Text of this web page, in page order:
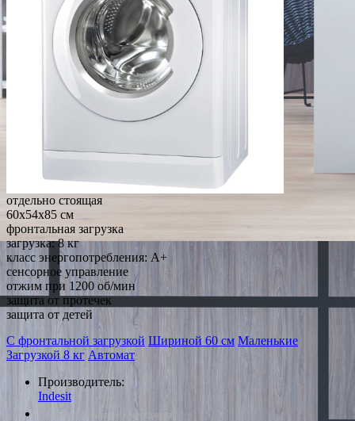
отдельно стоящая
60x54x85 см
фронтальная загрузка
загрузка: 8 кг
класс энергопотребления: A+
сенсорное управление
отжим при 1200 об/мин
защита от протечек
защита от детей
С фронтальной загрузкой Шириной 60 см Маленькие
Загрузкой 8 кг Автомат
Производитель:
Indesit
*Наличие уточняйте у менеджера